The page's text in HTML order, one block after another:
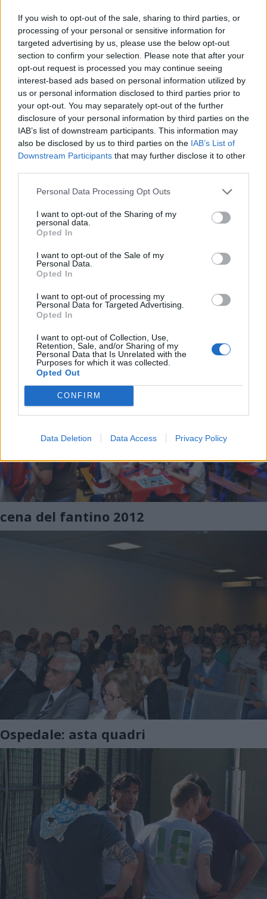
If you wish to opt-out of the sale, sharing to third parties, or
processing of your personal or sensitive information for
targeted advertising by us, please use the below opt-out
section to confirm your selection. Please note that after your
opt-out request is processed you may continue seeing
interest-based ads based on personal information utilized by
us or personal information disclosed to third parties prior to
your opt-out. You may separately opt-out of the further
disclosure of your personal information by third parties on the
IAB’s list of downstream participants. This information may
also be disclosed by us to third parties on the IAB’s List of
Downstream Participants that may further disclose it to other
Personal Data Processing Opt Outs
I want to opt-out of the Sharing of my
personal data.
Opted In
I want to opt-out of the Sale of my
Personal Data.
Opted In
I want to opt-out of processing my
Personal Data for Targeted Advertising.
Opted In
I want to opt-out of Collection, Use,
Retention, Sale, and/or Sharing of my
Personal Data that Is Unrelated with the
Purposes for which it was collected.
Opted Out
CONFIRM
Data Deletion Data Access Privacy Policy
Palio 2012: Le prove (foto di Giovanni
Muroni)
Palio 2012: le prove
cena del fantino 2012
Ospedale: asta quadri